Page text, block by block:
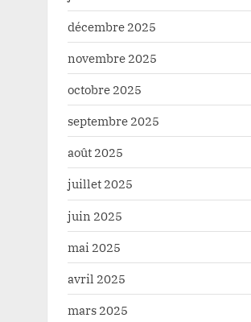
décembre 2025
novembre 2025
octobre 2025
septembre 2025
août 2025
juillet 2025
juin 2025
mai 2025
avril 2025
mars 2025